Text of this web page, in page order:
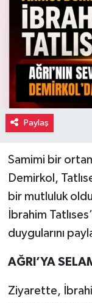
Paylaş
Samimi bir
Demirkol,
bir mutluluk
İbrahim
duygularını
AĞRI’YA
Ziyarette,